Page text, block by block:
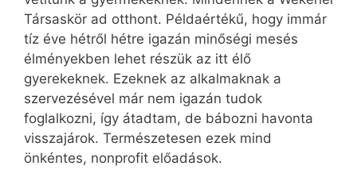
Társaskör ad otthont. Példaértékű, hogy immár
tíz éve hétről hétre igazán minőségi mesés
élményekben lehet részük az itt élő
gyerekeknek. Ezeknek az alkalmaknak a
szervezésével már nem igazán tudok
foglalkozni, így átadtam, de bábozni havonta
visszajárok. Természetesen ezek mind
önkéntes, nonprofit előadások.